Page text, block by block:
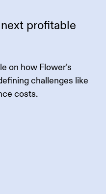
profitable
on how Flower’s
challenges like
costs.